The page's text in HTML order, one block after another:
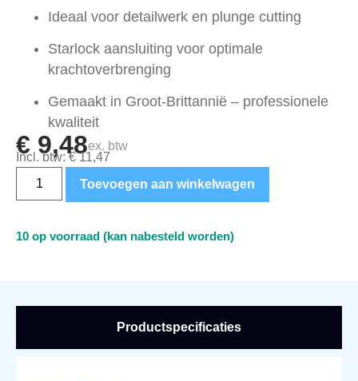
Ideaal voor detailwerk en plunge cutting
Starlock aansluiting voor optimale
krachtoverbrenging
Gemaakt in Groot-Brittannië – professionele
kwaliteit
€9,48ex. btw
Incl. btw:€11,47
10 op voorraad (kan nabesteld worden)
Toevoegen aan winkelwagen
Productspecificaties